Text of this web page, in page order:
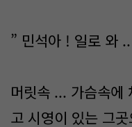
” 민석아 ! 일로 와
머릿속 ... 가슴속에
고 시영이 있는 그